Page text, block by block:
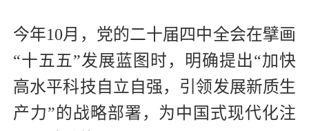
今年10月，党的二十届四中全会在擘画
“十五五”发展蓝图时，明确提出“加快
高水平科技自立自强，引领发展新质生
产力”的战略部署，为中国式现代化注